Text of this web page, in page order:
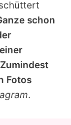
schon
Fotos
.